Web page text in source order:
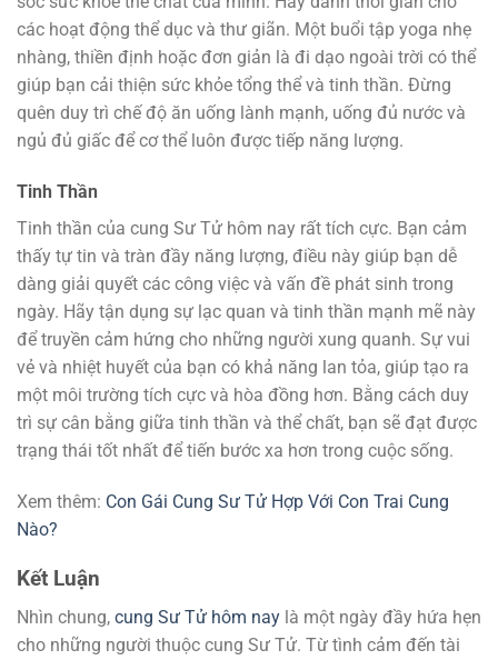
các hoạt động thể dục và thư giãn. Một buổi tập yoga nhẹ
nhàng, thiền định hoặc đơn giản là đi dạo ngoài trời có thể
giúp bạn cải thiện sức khỏe tổng thể và tinh thần. Đừng
quên duy trì chế độ ăn uống lành mạnh, uống đủ nước và
ngủ đủ giấc để cơ thể luôn được tiếp năng lượng.
Tinh Thần
Tinh thần của cung Sư Tử hôm nay rất tích cực. Bạn cảm
thấy tự tin và tràn đầy năng lượng, điều này giúp bạn dễ
dàng giải quyết các công việc và vấn đề phát sinh trong
ngày. Hãy tận dụng sự lạc quan và tinh thần mạnh mẽ này
để truyền cảm hứng cho những người xung quanh. Sự vui
vẻ và nhiệt huyết của bạn có khả năng lan tỏa, giúp tạo ra
một môi trường tích cực và hòa đồng hơn. Bằng cách duy
trì sự cân bằng giữa tinh thần và thể chất, bạn sẽ đạt được
trạng thái tốt nhất để tiến bước xa hơn trong cuộc sống.
Xem thêm: Con Gái Cung Sư Tử Hợp Với Con Trai Cung
Nào?
Kết Luận
Nhìn chung, cung Sư Tử hôm nay là một ngày đầy hứa hẹn
cho những người thuộc cung Sư Tử. Từ tình cảm đến tài